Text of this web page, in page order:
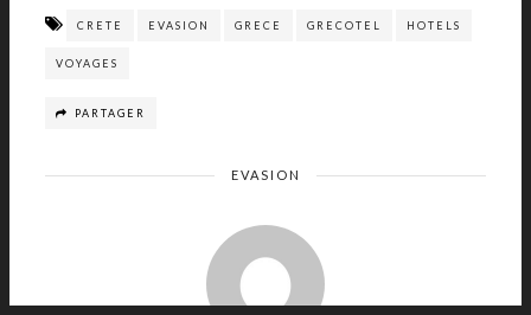
CRETE EVASION GRECE GRECOTEL HOTELS
VOYAGES
PARTAGER
EVASION